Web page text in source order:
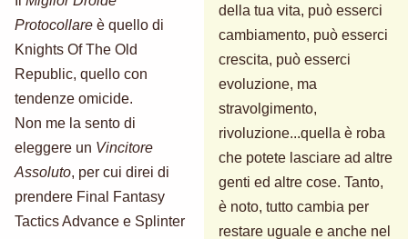
Protocollare è quello di
Knights Of The Old
Republic, quello con
tendenze omicide.
Non me la sento di
eleggere un Vincitore
Assoluto, per cui direi di
prendere Final Fantasy
Tactics Advance e Splinter
della tua vita, può esserci
cambiamento, può esserci
crescita, può esserci
evoluzione, ma
stravolgimento,
rivoluzione...quella è roba
che potete lasciare ad altre
genti ed altre cose. Tanto,
è noto, tutto cambia per
restare uguale e anche nel